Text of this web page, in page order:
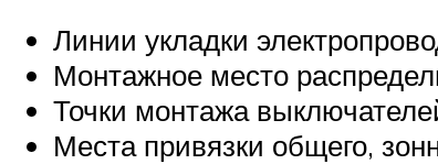
Линии укладки
Монтажное место
Точки монтажа
Места привязки общего,